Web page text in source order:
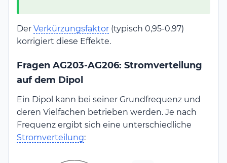
Der Verkürzungsfaktor (typisch 0,95-0,97)
korrigiert diese Effekte.
Fragen AG203-AG206: Stromverteilung
auf dem Dipol
Ein Dipol kann bei seiner Grundfrequenz und
deren Vielfachen betrieben werden. Je nach
Frequenz ergibt sich eine unterschiedliche
Stromverteilung: